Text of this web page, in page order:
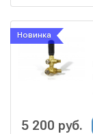
Новинка
5 200 руб.